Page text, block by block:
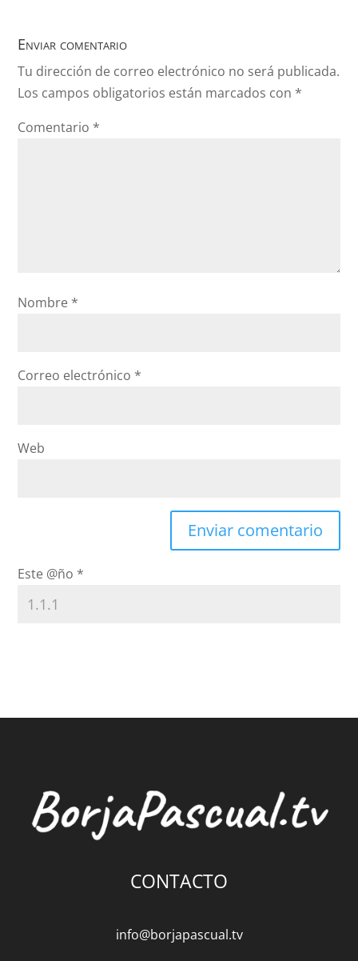
Enviar comentario
Tu dirección de correo electrónico no será publicada.
Los campos obligatorios están marcados con *
Comentario *
Nombre *
Correo electrónico *
Web
Este @ño *
CONTACTO
info@borjapascual.tv